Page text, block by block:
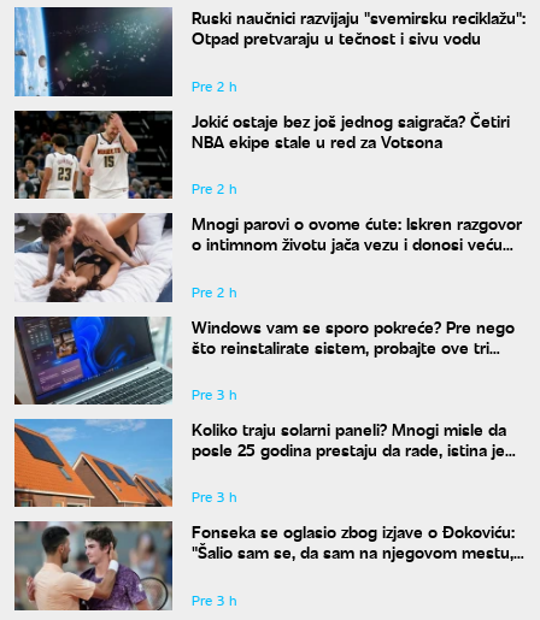
Ruski naučnici razvijaju "svemirsku reciklažu":
Otpad pretvaraju u tečnost i sivu vodu
Pre 2 h
Jokić ostaje bez još jednog saigrača? Četiri
NBA ekipe stale u red za Votsona
Pre 2 h
Mnogi parovi o ovome ćute: Iskren razgovor
o intimnom životu jača vezu i donosi veću
Pre 2 h
Windows vam se sporo pokreće? Pre nego
što reinstalirate sistem, probajte ove tri
Pre 3 h
Koliko traju solarni paneli? Mnogi misle da
posle 25 godina prestaju da rade, istina je
Pre 3 h
Fonseka se oglasio zbog izjave o Đokoviću:
"Šalio sam se, da sam na njegovom mestu,
Pre 3 h